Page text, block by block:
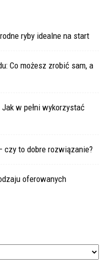
ryby idealne na start
Co możesz zrobić sam, a
w pełni wykorzystać
czy to dobre rozwiązanie?
oferowanych